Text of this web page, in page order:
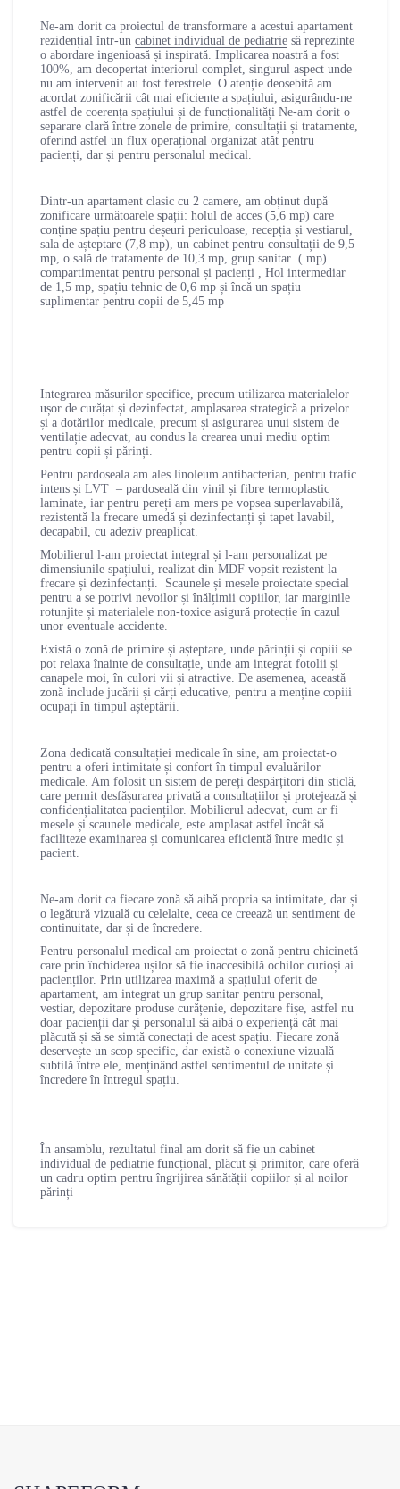
Ne-am dorit ca proiectul de transformare a acestui apartament
rezidențial într-un cabinet individual de pediatrie să reprezinte
o abordare ingenioasă și inspirată. Implicarea noastră a fost
100%, am decopertat interiorul complet, singurul aspect unde
nu am intervenit au fost ferestrele. O atenție deosebită am
acordat zonificării cât mai eficiente a spațiului, asigurându-ne
astfel de coerența spațiului și de funcționalități Ne-am dorit o
separare clară între zonele de primire, consultații și tratamente,
oferind astfel un flux operațional organizat atât pentru
pacienți, dar și pentru personalul medical.
Dintr-un apartament clasic cu 2 camere, am obținut după
zonificare următoarele spații: holul de acces (5,6 mp) care
conține spațiu pentru deșeuri periculoase, recepția și vestiarul,
sala de așteptare (7,8 mp), un cabinet pentru consultații de 9,5
mp, o sală de tratamente de 10,3 mp, grup sanitar ( mp)
compartimentat pentru personal și pacienți , Hol intermediar
de 1,5 mp, spațiu tehnic de 0,6 mp și încă un spațiu
suplimentar pentru copii de 5,45 mp
Integrarea măsurilor specifice, precum utilizarea materialelor
ușor de curățat și dezinfectat, amplasarea strategică a prizelor
și a dotărilor medicale, precum și asigurarea unui sistem de
ventilație adecvat, au condus la crearea unui mediu optim
pentru copii și părinți.
Pentru pardoseala am ales linoleum antibacterian, pentru trafic
intens și LVT – pardoseală din vinil și fibre termoplastic
laminate, iar pentru pereți am mers pe vopsea superlavabilă,
rezistentă la frecare umedă și dezinfectanți și tapet lavabil,
decapabil, cu adeziv preaplicat.
Mobilierul l-am proiectat integral și l-am personalizat pe
dimensiunile spațiului, realizat din MDF vopsit rezistent la
frecare și dezinfectanți. Scaunele și mesele proiectate special
pentru a se potrivi nevoilor și înălțimii copiilor, iar marginile
rotunjite și materialele non-toxice asigură protecție în cazul
unor eventuale accidente.
Există o zonă de primire și așteptare, unde părinții și copiii se
pot relaxa înainte de consultație, unde am integrat fotolii și
canapele moi, în culori vii și atractive. De asemenea, această
zonă include jucării și cărți educative, pentru a menține copiii
ocupați în timpul așteptării.
Zona dedicată consultației medicale în sine, am proiectat-o
pentru a oferi intimitate și confort în timpul evaluărilor
medicale. Am folosit un sistem de pereți despărțitori din sticlă,
care permit desfășurarea privată a consultațiilor și protejează și
confidențialitatea pacienților. Mobilierul adecvat, cum ar fi
mesele și scaunele medicale, este amplasat astfel încât să
faciliteze examinarea și comunicarea eficientă între medic și
pacient.
Ne-am dorit ca fiecare zonă să aibă propria sa intimitate, dar și
o legătură vizuală cu celelalte, ceea ce creează un sentiment de
continuitate, dar și de încredere.
Pentru personalul medical am proiectat o zonă pentru chicinetă
care prin închiderea ușilor să fie inaccesibilă ochilor curioși ai
pacienților. Prin utilizarea maximă a spațiului oferit de
apartament, am integrat un grup sanitar pentru personal,
vestiar, depozitare produse curățenie, depozitare fișe, astfel nu
doar pacienții dar și personalul să aibă o experiență cât mai
plăcută și să se simtă conectați de acest spațiu. Fiecare zonă
deservește un scop specific, dar există o conexiune vizuală
subtilă între ele, menținând astfel sentimentul de unitate și
încredere în întregul spațiu.
În ansamblu, rezultatul final am dorit să fie un cabinet
individual de pediatrie funcțional, plăcut și primitor, care oferă
un cadru optim pentru îngrijirea sănătății copiilor și al noilor
părinți